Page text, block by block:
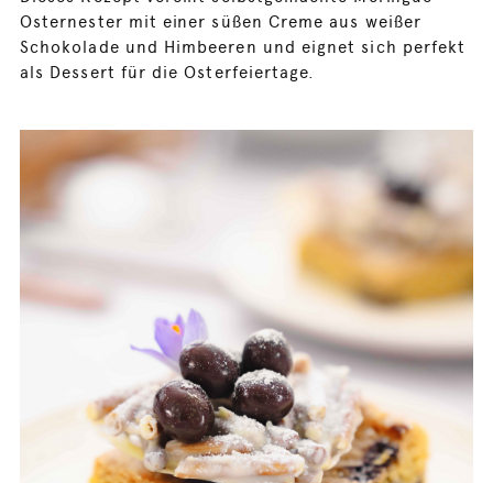
Osternester mit einer süßen Creme aus weißer
Schokolade und Himbeeren und eignet sich perfekt
als Dessert für die Osterfeiertage.